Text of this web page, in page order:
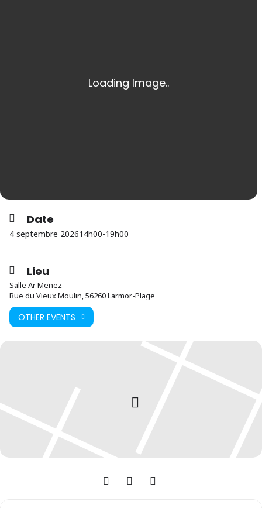
Date
4 septembre 202614h00-19h00
Lieu
Salle Ar Menez
Rue du Vieux Moulin, 56260 Larmor-Plage
OTHER EVENTS